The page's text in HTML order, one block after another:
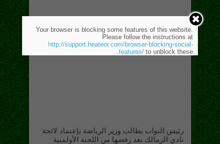
رئيس النواب يطالب وزير الرياضة بإعتماد لائحة
نادي الزمالك بعد رفضها من اللجنة الأولمبية
Your browser is blocking some features of this website.
Please follow the instructions at
http://support.heateor.com/browser-blocking-social-
features/ to unblock these.